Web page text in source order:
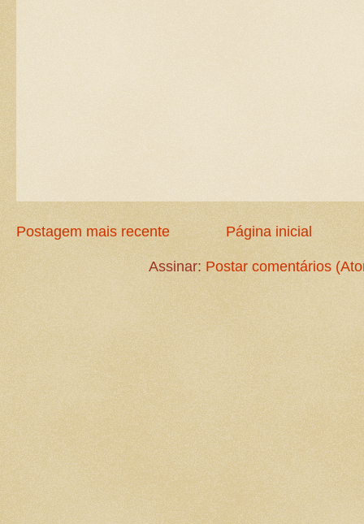
Postagem mais recente Página inicial
Assinar: Postar comentários